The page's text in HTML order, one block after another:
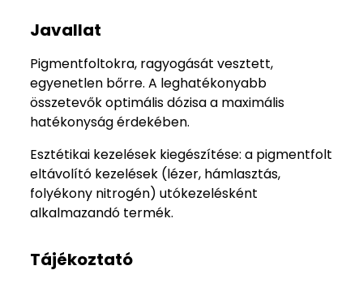
Javallat
Pigmentfoltokra, ragyogását vesztett,
egyenetlen bőrre. A leghatékonyabb
összetevők optimális dózisa a maximális
hatékonyság érdekében.
Esztétikai kezelések kiegészítése: a pigmentfolt
eltávolító kezelések (lézer, hámlasztás,
folyékony nitrogén) utókezelésként
alkalmazandó termék.
Tájékoztató